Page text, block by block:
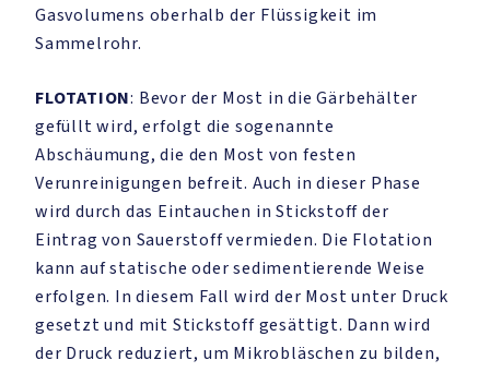
Gasvolumens oberhalb der Flüssigkeit im
Sammelrohr.
FLOTATION: Bevor der Most in die Gärbehälter
gefüllt wird, erfolgt die sogenannte
Abschäumung, die den Most von festen
Verunreinigungen befreit. Auch in dieser Phase
wird durch das Eintauchen in Stickstoff der
Eintrag von Sauerstoff vermieden. Die Flotation
kann auf statische oder sedimentierende Weise
erfolgen. In diesem Fall wird der Most unter Druck
gesetzt und mit Stickstoff gesättigt. Dann wird
der Druck reduziert, um Mikrobläschen zu bilden,